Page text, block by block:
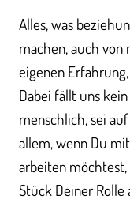
Alles, was
machen, auch
eigenen
Dabei fällt uns
menschlich, sei
allem, wenn Du
arbeiten
Stück Deiner